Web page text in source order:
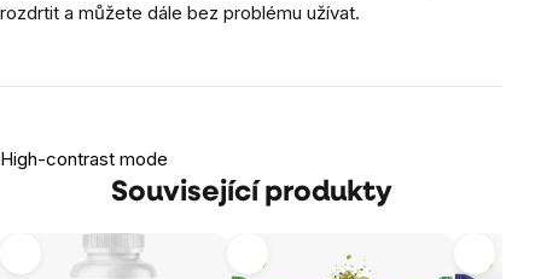
rozdrtit a můžete dále bez problému užívat.
High-contrast mode
Související produkty